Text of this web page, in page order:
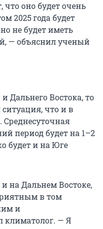
что оно будет очень
2025 года будет
не будет иметь
— объяснил ученый
Дальнего Востока, то
что и в
период будет на 1–2
будет и на Юге
на Дальнем Востоке,
в том
и
климатолог. — Я